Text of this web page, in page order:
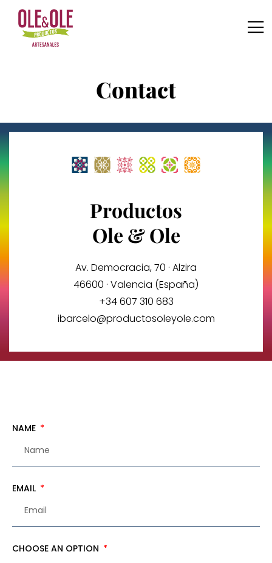
contenido
Contact
Productos
Ole & Ole
Av. Democracia, 70 · Alzira
46600 · Valencia (España)
+34 607 310 683
ibarcelo@productosoleyole.com
NAME
EMAIL
CHOOSE AN OPTION